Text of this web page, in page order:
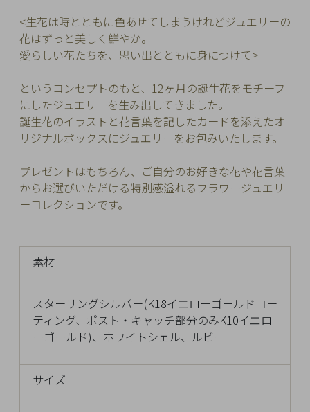
<生花は時とともに色あせてしまうけれどジュエリーの
花はずっと美しく鮮やか。
愛らしい花たちを、思い出とともに身につけて>
というコンセプトのもと、12ヶ月の誕生花をモチーフ
にしたジュエリーを生み出してきました。
誕生花のイラストと花言葉を記したカードを添えたオ
リジナルボックスにジュエリーをお包みいたします。
プレゼントはもちろん、ご自分のお好きな花や花言葉
からお選びいただける特別感溢れるフラワージュエリ
ーコレクションです。
素材
スターリングシルバー(K18イエローゴールドコー
ティング、ポスト・キャッチ部分のみK10イエロ
ーゴールド)、ホワイトシェル、ルビー
サイズ
利
用
ガ
イ
Q&A
LIST